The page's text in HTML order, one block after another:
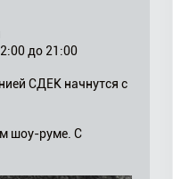
до 21:00
СДЕК начнутся с
шоу-руме. С